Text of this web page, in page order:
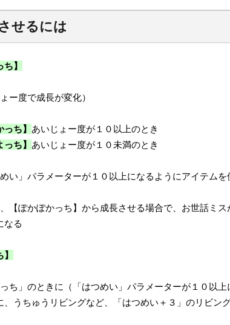
せるには
ち】
ー度で成長が変化）
っち】 あいじょー度が１０以上のとき
っち】 あいじょー度が１０未満のとき
めい」パラメーターが１０以上になるようにアイテ
【ぽかぽかっち】から成長させる場合で、お世話ミス
なる
っち」のときに（「はつめい」パラメーターが１０以
、うちゅうリビングなど、「はつめい＋３」のリビン